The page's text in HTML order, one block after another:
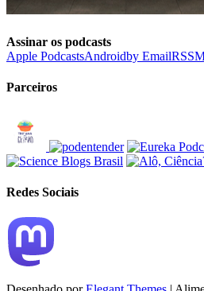
Assinar os podcasts
Apple PodcastsAndroidby EmailRSS
Parceiros
Redes Sociais